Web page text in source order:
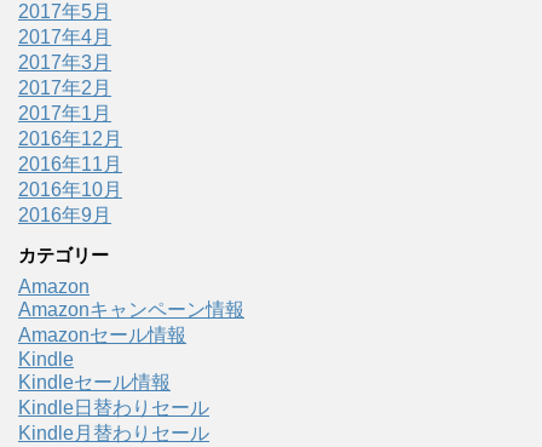
2017年5月
2017年4月
2017年3月
2017年2月
2017年1月
2016年12月
2016年11月
2016年10月
2016年9月
カテゴリー
Amazon
Amazonキャンペーン情報
Amazonセール情報
Kindle
Kindleセール情報
Kindle日替わりセール
Kindle月替わりセール